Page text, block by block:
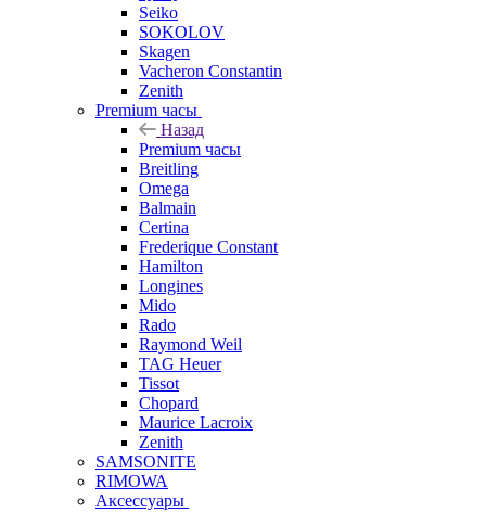
Seiko
SOKOLOV
Skagen
Vacheron Constantin
Zenith
Premium часы
Назад
Premium часы
Breitling
Omega
Balmain
Certina
Frederique Constant
Hamilton
Longines
Mido
Rado
Raymond Weil
TAG Heuer
Tissot
Chopard
Maurice Lacroix
Zenith
SAMSONITE
RIMOWA
Аксессуары